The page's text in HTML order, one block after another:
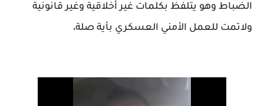
الضباط وهو يتلفظ بكلمات غير أخلاقية وغير قانونية
ولاتمت للعمل الأمني العسكري بأية صلة،